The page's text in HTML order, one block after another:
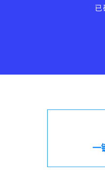
已
一